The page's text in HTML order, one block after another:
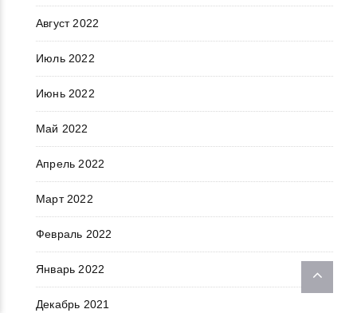
Август 2022
Июль 2022
Июнь 2022
Май 2022
Апрель 2022
Март 2022
Февраль 2022
Январь 2022
Декабрь 2021